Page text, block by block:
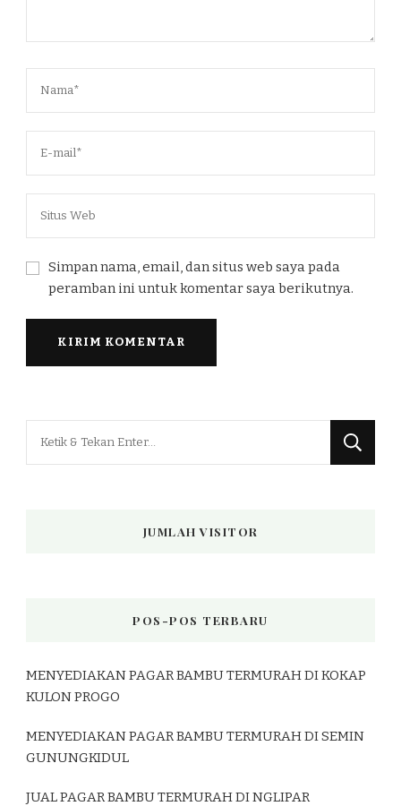
Simpan nama, email, dan situs web saya pada
peramban ini untuk komentar saya berikutnya.
JUMLAH VISITOR
POS-POS TERBARU
MENYEDIAKAN PAGAR BAMBU TERMURAH DI KOKAP
KULON PROGO
MENYEDIAKAN PAGAR BAMBU TERMURAH DI SEMIN
GUNUNGKIDUL
JUAL PAGAR BAMBU TERMURAH DI NGLIPAR